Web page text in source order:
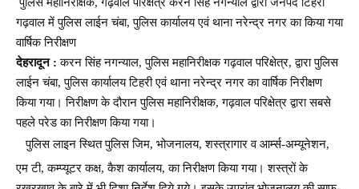
गढ़वाल में पुलिस लाईन चंबा, पुलिस कार्यालय एवं थाना नरेन्द्र नगर का किया गया
वार्षिक निरीक्षण
देहरादून :करन सिंह नगन्याल, पुलिस महानिरीक्षक गढ़वाल परिक्षेत्र, द्वारा पुलिस
लाईन चंबा, पुलिस कार्यालय टिहरी एवं थाना नरेन्द्र नगर का वार्षिक निरीक्षण
किया गया। निरीक्षण के दौरान पुलिस महानिरीक्षक, गढ़वाल परिक्षेत्र द्वारा सबसे
पहले परेड का निरीक्षण किया गया।
पुलिस लाइन स्थित पुलिस जिम, भोजनालय, शस्त्रागार व आर्म्स-अम्यूनेशन,
एम टी, कम्प्यूटर कक्ष, कैश कार्यालय, का निरीक्षण किया गया। शस्त्रों के